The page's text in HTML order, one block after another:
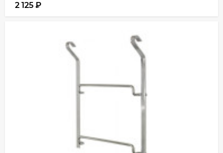
2 125 ₽